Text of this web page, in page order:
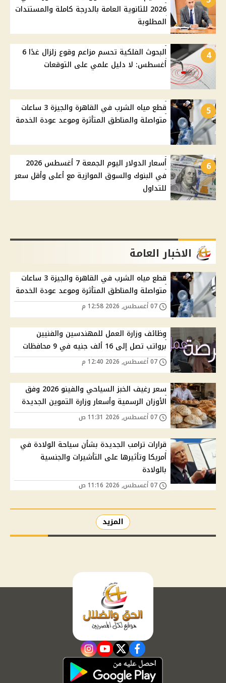
2026 للثانوية العامة بالدرجة كاملة والمستندات
المطلوبة
4
البحوث الفلكية تحسم مزاعم وقوع زلزال غدًا 6
أغسطس: لا دليل علمي على التوقعات
5
قطع مياه الشرب في القاهرة والجيزة 3 ساعات
متواصلة والمناطق المتأثرة وموعد عودة الخدمة
6
أسعار الدولار اليوم الجمعة 7 أغسطس 2026
في البنوك والسوق الموازية مع أعلى وأقل سعر
للتداول
الاخبار العامة
قطع مياه الشرب في القاهرة والجيزة 3 ساعات
متواصلة والمناطق المتأثرة وموعد عودة الخدمة
وظائف وزارة العمل للمهندسين والفنيين
برواتب تصل إلى 16 ألف جنيه في 9 محافظات
سعر رغيف الخبز السياحي والفينو 2026 وفق
الأوزان الرسمية وأسعار وزارة التموين الجديدة
قرارات ترامب الجديدة بشأن سياحة الولادة في
أمريكا وتأثيرها على التأشيرات والجنسية
بالولادة
المزيد
facebook
twitter
youtube
instagram